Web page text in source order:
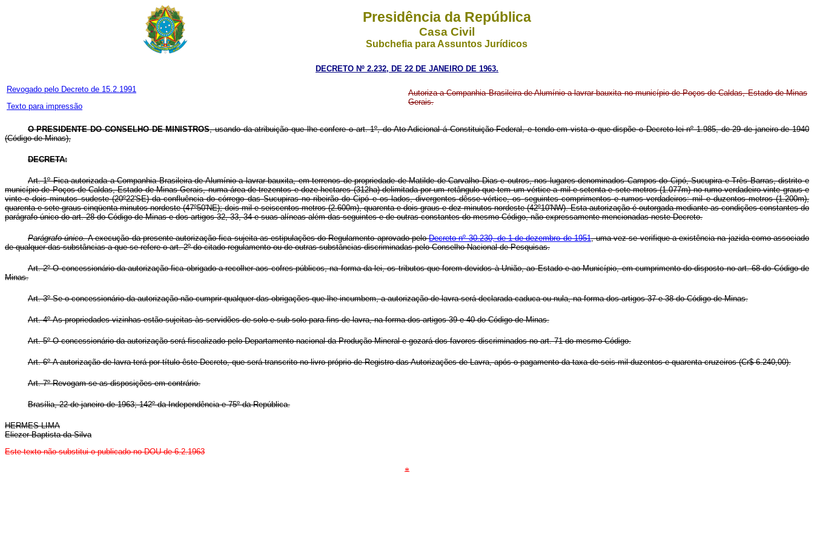
Presidência da República
Casa Civil
Subchefia para Assuntos Jurídicos
DECRETO Nº 2.232, DE 22 DE JANEIRO DE 1963.
Revogado pelo Decreto de 15.2.1991
Texto para impressão
Autoriza a Companhia Brasileira de Alumínio a lavrar bauxita no município de Poços de Caldas, Estado de Minas
Gerais.
O PRESIDENTE DO CONSELHO DE MINISTROS, usando da atribuição que lhe confere o art. 1º, do Ato Adicional á Constituição Federal, e tendo em vista o que dispõe o Decreto-lei nº 1.985, de 29 de janeiro de 1940
(Código de Minas),
DECRETA:
Art. 1º Fica autorizada a Companhia Brasileira de Alumínio a lavrar bauxita, em terrenos de propriedade de Matilde de Carvalho Dias e outros, nos lugares denominados Campos do Cipó, Sucupira e Três Barras, distrito e
município de Poços de Caldas, Estado de Minas Gerais, numa área de trezentos e doze hectares (312ha) delimitada por um retângulo que tem um vértice a mil e setenta e sete metros (1.077m) no rumo verdadeiro vinte graus e
vinte e dois minutos sudeste (20º22'SE) da confluência do córrego das Sucupiras no ribeirão do Cipó e os lados, divergentes dêsse vértice, os seguintes comprimentos e rumos verdadeiros: mil e duzentos metros (1.200m),
quarenta e sete graus cinqüenta minutos nordeste (47º50'NE); dois mil e seiscentos metros (2.600m), quarenta e dois graus e dez minutos nordeste (42º10'NW). Esta autorização é outorgada mediante as condições constantes do
parágrafo único do art. 28 do Código de Minas e dos artigos 32, 33, 34 e suas alíneas além das seguintes e de outras constantes do mesmo Código, não expressamente mencionadas neste Decreto.
Parágrafo único.A execução da presente autorização fica sujeita as estipulações do Regulamento aprovado peloDecreto nº 30.230, de 1 de dezembro de 1951, uma vez se verifique a existência na jazida como associado
de qualquer das substâncias a que se refere o art. 2º do citado regulamento ou de outras substâncias discriminadas pelo Conselho Nacional de Pesquisas.
Art. 2º O concessionário da autorização fica obrigado a recolher aos cofres públicos, na forma da lei, os tributos que forem devidos à União, ao Estado e ao Município, em cumprimento do disposto no art. 68 do Código de
Minas.
Art. 3º Se o concessionário da autorização não cumprir qualquer das obrigações que lhe incumbem, a autorização de lavra será declarada caduca ou nula, na forma dos artigos 37 e 38 do Código de Minas.
Art. 4º As propriedades vizinhas estão sujeitas às servidões de solo e sub-solo para fins de lavra, na forma dos artigos 39 e 40 do Código de Minas.
Art. 5º O concessionário da autorização será fiscalizado pelo Departamento nacional da Produção Mineral e gozará dos favores discriminados no art. 71 do mesmo Código.
Art. 6º A autorização de lavra terá por título êste Decreto, que será transcrito no livro próprio de Registro das Autorizações de Lavra, após o pagamento da taxa de seis mil duzentos e quarenta cruzeiros (Cr$ 6.240,00).
Art. 7º Revogam-se as disposições em contrário.
Brasília, 22 de janeiro de 1963; 142º da Independência e 75º da República.
HERMES LIMA
Eliezer Baptista da Silva
Este texto não substitui o publicado no DOU de 6.2.1963
*